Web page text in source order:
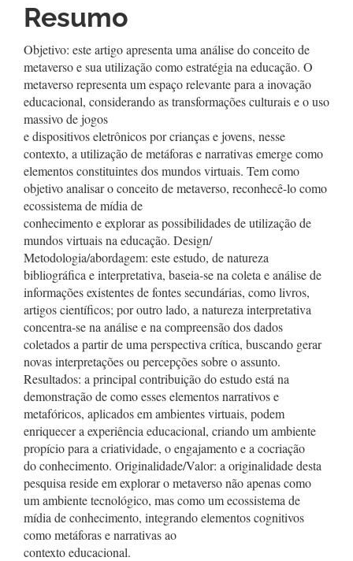
Resumo
Objetivo: este artigo apresenta uma análise do conceito de
metaverso e sua utilização como estratégia na educação. O
metaverso representa um espaço relevante para a inovação
educacional, considerando as transformações culturais e o uso
massivo de jogos
e dispositivos eletrônicos por crianças e jovens, nesse
contexto, a utilização de metáforas e narrativas emerge como
elementos constituintes dos mundos virtuais. Tem como
objetivo analisar o conceito de metaverso, reconhecê-lo como
ecossistema de mídia de
conhecimento e explorar as possibilidades de utilização de
mundos virtuais na educação. Design/
Metodologia/abordagem: este estudo, de natureza
bibliográfica e interpretativa, baseia-se na coleta e análise de
informações existentes de fontes secundárias, como livros,
artigos científicos; por outro lado, a natureza interpretativa
concentra-se na análise e na compreensão dos dados
coletados a partir de uma perspectiva crítica, buscando gerar
novas interpretações ou percepções sobre o assunto.
Resultados: a principal contribuição do estudo está na
demonstração de como esses elementos narrativos e
metafóricos, aplicados em ambientes virtuais, podem
enriquecer a experiência educacional, criando um ambiente
propício para a criatividade, o engajamento e a cocriação
do conhecimento. Originalidade/Valor: a originalidade desta
pesquisa reside em explorar o metaverso não apenas como
um ambiente tecnológico, mas como um ecossistema de
mídia de conhecimento, integrando elementos cognitivos
como metáforas e narrativas ao
contexto educacional.